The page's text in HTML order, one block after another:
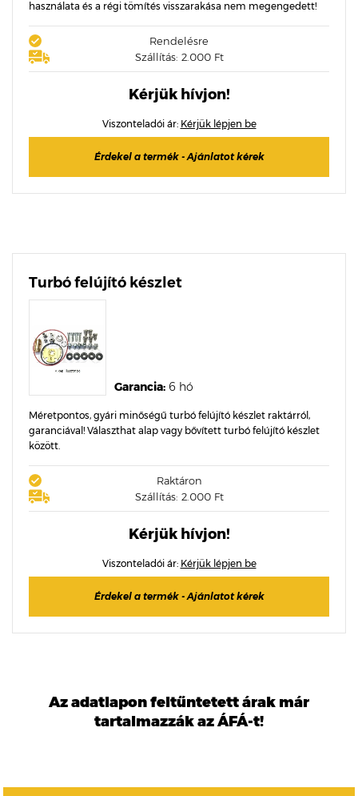
használata és a régi tömítés visszarakása nem megengedett!
Rendelésre
Szállítás: 2.000 Ft
Kérjük hívjon!
Viszonteladói ár: Kérjük lépjen be
Érdekel a termék - Ajánlatot kérek
Turbó felújító készlet
Garancia: 6 hó
Méretpontos, gyári minőségű turbó felújító készlet raktárról,
garanciával! Választhat alap vagy bővített turbó felújító készlet
között.
Raktáron
Szállítás: 2.000 Ft
Kérjük hívjon!
Viszonteladói ár: Kérjük lépjen be
Érdekel a termék - Ajánlatot kérek
Az adatlapon feltűntetett árak már
tartalmazzák az ÁFÁ-t!